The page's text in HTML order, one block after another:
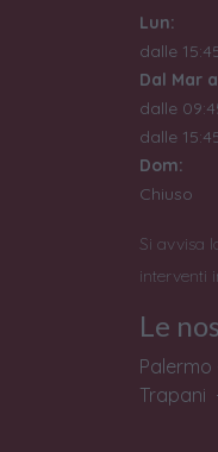
Lun:
dalle
Dal Mar
dalle
dalle
Dom:
Chiuso
Si avvisa
interventi
Le
Palermo
Trapani